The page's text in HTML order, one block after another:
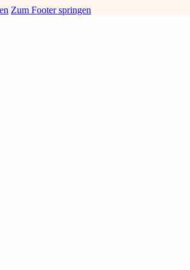
Zum Footer springen